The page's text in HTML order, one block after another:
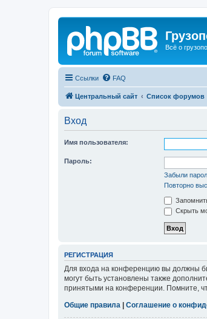
Всё о
Ссылки FAQ
Центральный сайт Список форумов
Вход
Имя пользователя:
Пароль:
Забыли
Повторно
Скрыть
РЕГИСТРАЦИЯ
Для входа на конференцию вы должны
могут быть установлены также
принятыми на конференции. Помните,
Общие правила
Соглашение о